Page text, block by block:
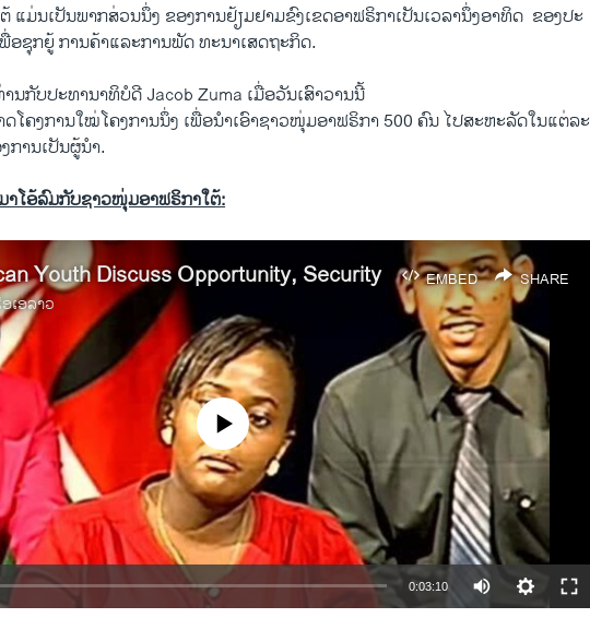
ແມ່ນ​ເປັນ​ພາກສ່ວນ​ນຶ່ງ​ ຂອງ​ການ​ຢ້ຽມຢາມ​ຂົງ​ເຂດ​ອາ​ຟຣິກາ​ເປັນ​ເວລາ​ນຶ່ງ​ອາທິດ ​ ຂອງປະ
ອ​ຊຸກຍູ້​ ​ການ​ຄ້າ​ແລະ​ການພັດ ທະນາ​ເສດຖະກິດ.
ນ​ກັບ​ປະທາ​ນາ​ທິບໍດີ Jacob Zuma ​ເມື່ອ​ວັນເສົາ​ວານ​ນີ້
ໂຄງການ​ໃໝ່​ໂຄງການ​ນຶ່ງ ​ເພື່ອ​ນໍາ​ເອົາ​ຊາວ​ໜຸ່ມ​ອາ​ຟຣິກາ 500 ຄົນ ​ໄປ​ສະຫະລັດ​ໃນ​ແຕ່ລະ​
ການ​ເປັນ​ຜູ້​ນໍາ.
າໂອ້ລົມກັບຊາວໜຸ່ມອາຟຣິກາໃຕ້:
EMBED SHARE
Youth Discuss Opportunity, Security
ເອລາວ
No media source currently available
0:03:10